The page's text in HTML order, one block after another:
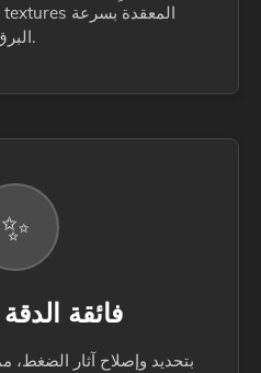
البرق.
✨
نتائج 4K فائقة الدقة